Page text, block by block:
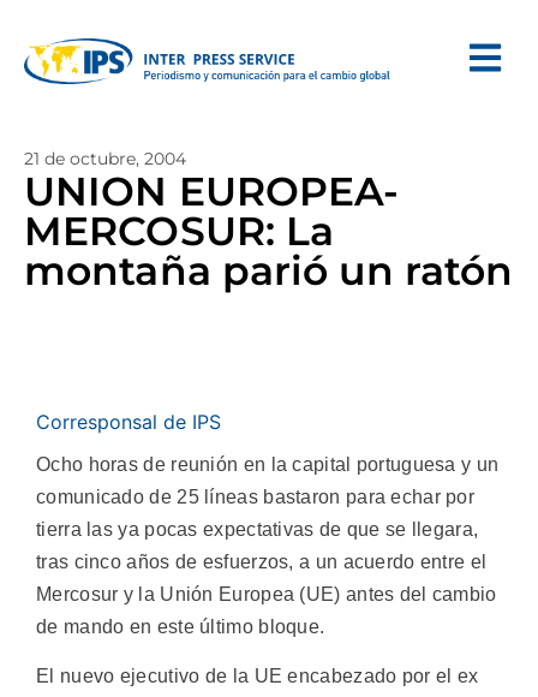
21 de octubre, 2004
UNION EUROPEA-
MERCOSUR: La
montaña parió un ratón
Corresponsal de IPS
Ocho horas de reunión en la capital portuguesa y un
comunicado de 25 líneas bastaron para echar por
tierra las ya pocas expectativas de que se llegara,
tras cinco años de esfuerzos, a un acuerdo entre el
Mercosur y la Unión Europea (UE) antes del cambio
de mando en este último bloque.
El nuevo ejecutivo de la UE encabezado por el ex